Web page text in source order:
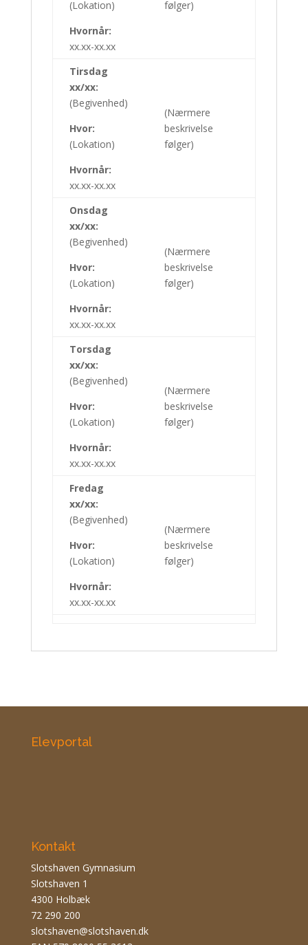
(Lokation)
Hvornår:
xx.xx-xx.xx
følger)
Tirsdag
xx/xx:
(Begivenhed)
Hvor:
(Lokation)
Hvornår:
xx.xx-xx.xx
(Nærmere
beskrivelse
følger)
Onsdag
xx/xx:
(Begivenhed)
Hvor:
(Lokation)
Hvornår:
xx.xx-xx.xx
(Nærmere
beskrivelse
følger)
Torsdag
xx/xx:
(Begivenhed)
Hvor:
(Lokation)
Hvornår:
xx.xx-xx.xx
(Nærmere
beskrivelse
følger)
Fredag
xx/xx:
(Begivenhed)
Hvor:
(Lokation)
Hvornår:
xx.xx-xx.xx
(Nærmere
beskrivelse
følger)
Elevportal
Kontakt
Slotshaven Gymnasium
Slotshaven 1
4300 Holbæk
72 290 200
slotshaven@slotshaven.dk